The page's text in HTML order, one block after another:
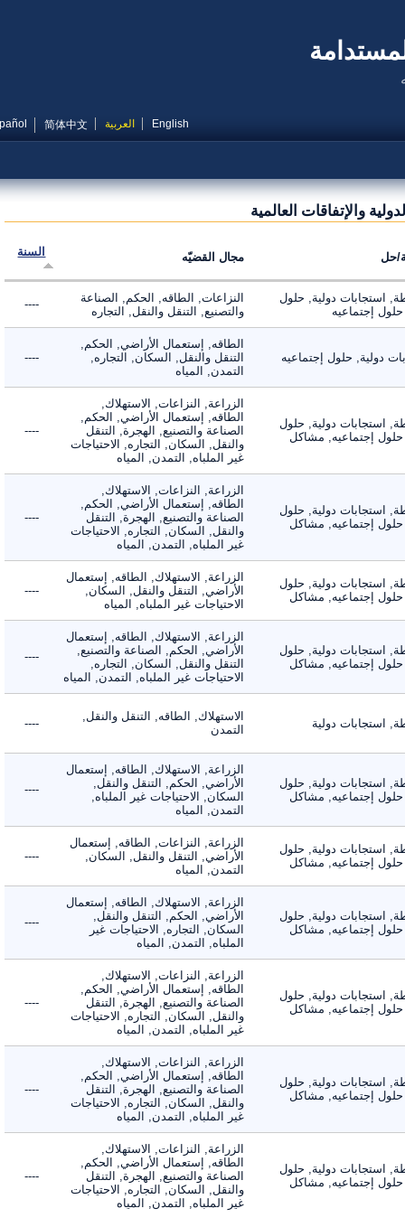
English العربية 简体中文
Español
والإتفاقات العالمية
مجال القضيّه السنة
استجابات دولية, حلول
إجتماعيه
النزاعات, الطاقه, الحكم, الصناعة
والتصنيع, التنقل والنقل, التجاره
----
دولية, حلول إجتماعيه
الطاقه, إستعمال الأراضي, الحكم,
التنقل والنقل, السكان, التجاره,
التمدن, المياه
----
استجابات دولية, حلول
إجتماعيه, مشاكل
الزراعة, النزاعات, الاستهلاك,
الطاقه, إستعمال الأراضي, الحكم,
الصناعة والتصنيع, الهجرة, التنقل
والنقل, السكان, التجاره, الاحتياجات
غير الملباه, التمدن, المياه
----
استجابات دولية, حلول
إجتماعيه, مشاكل
الزراعة, النزاعات, الاستهلاك,
الطاقه, إستعمال الأراضي, الحكم,
الصناعة والتصنيع, الهجرة, التنقل
والنقل, السكان, التجاره, الاحتياجات
غير الملباه, التمدن, المياه
----
استجابات دولية, حلول
إجتماعيه, مشاكل
الزراعة, الاستهلاك, الطاقه, إستعمال
الأراضي, التنقل والنقل, السكان,
الاحتياجات غير الملباه, المياه
----
استجابات دولية, حلول
إجتماعيه, مشاكل
الزراعة, الاستهلاك, الطاقه, إستعمال
الأراضي, الحكم, الصناعة والتصنيع,
التنقل والنقل, السكان, التجاره,
الاحتياجات غير الملباه, التمدن, المياه
----
دولية
الاستهلاك, الطاقه, التنقل والنقل,
التمدن
----
استجابات دولية, حلول
إجتماعيه, مشاكل
الزراعة, الاستهلاك, الطاقه, إستعمال
الأراضي, الحكم, التنقل والنقل,
السكان, الاحتياجات غير الملباه,
التمدن, المياه
----
استجابات دولية, حلول
إجتماعيه, مشاكل
الزراعة, النزاعات, الطاقه, إستعمال
الأراضي, التنقل والنقل, السكان,
التمدن, المياه
----
استجابات دولية, حلول
إجتماعيه, مشاكل
الزراعة, الاستهلاك, الطاقه, إستعمال
الأراضي, الحكم, التنقل والنقل,
السكان, التجاره, الاحتياجات غير
الملباه, التمدن, المياه
----
استجابات دولية, حلول
إجتماعيه, مشاكل
الزراعة, النزاعات, الاستهلاك,
الطاقه, إستعمال الأراضي, الحكم,
الصناعة والتصنيع, الهجرة, التنقل
والنقل, السكان, التجاره, الاحتياجات
غير الملباه, التمدن, المياه
----
استجابات دولية, حلول
إجتماعيه, مشاكل
الزراعة, النزاعات, الاستهلاك,
الطاقه, إستعمال الأراضي, الحكم,
الصناعة والتصنيع, الهجرة, التنقل
والنقل, السكان, التجاره, الاحتياجات
غير الملباه, التمدن, المياه
----
استجابات دولية, حلول
إجتماعيه, مشاكل
الزراعة, النزاعات, الاستهلاك,
الطاقه, إستعمال الأراضي, الحكم,
الصناعة والتصنيع, الهجرة, التنقل
والنقل, السكان, التجاره, الاحتياجات
غير الملباه, التمدن, المياه
----